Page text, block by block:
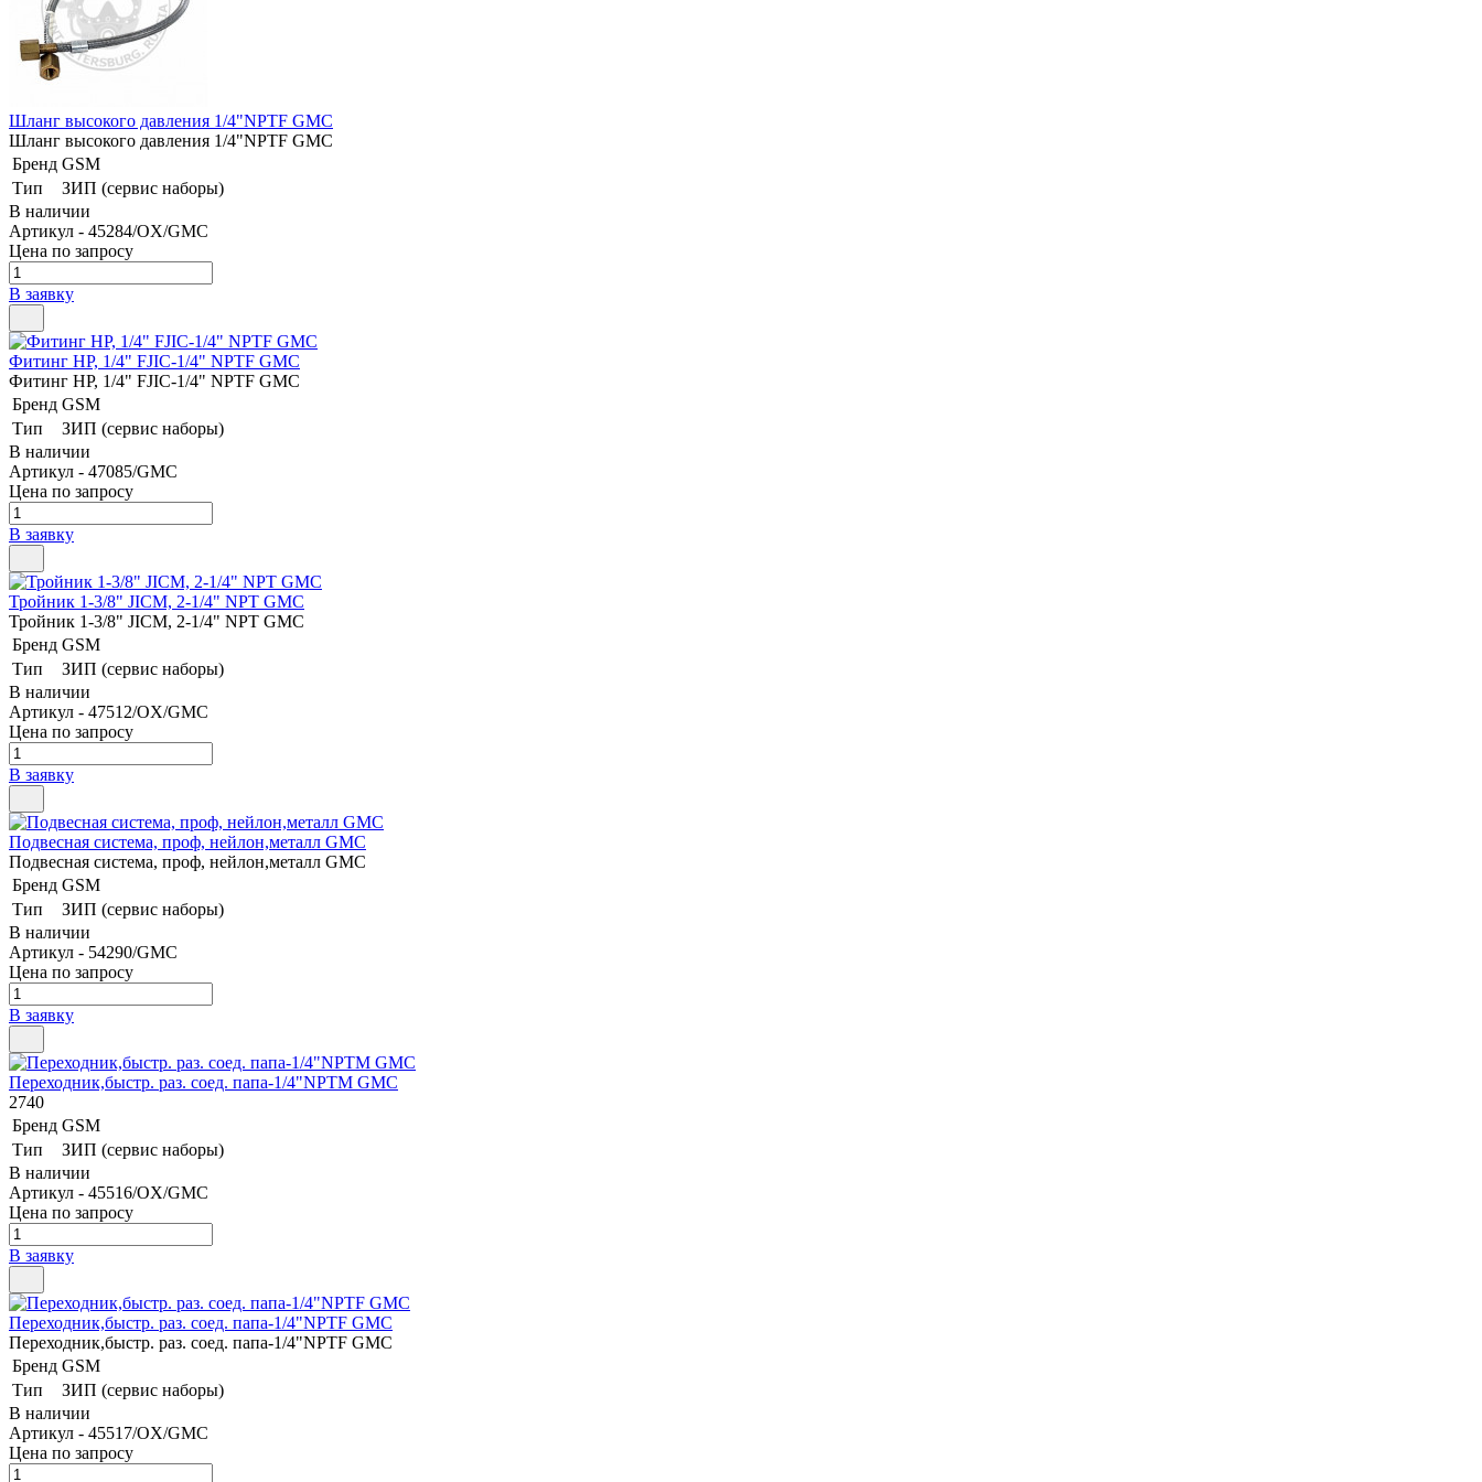
Шланг высокого давления 1/4"NPTF GMC
Шланг высокого давления 1/4"NPTF GMC
Бренд GSM
Тип
ЗИП (сервис наборы)
В наличии
Артикул - 45284/OX/GMC
Цена по запросу
В заявку
Фитинг HP, 1/4" FJIC-1/4" NPTF GMC
Фитинг HP, 1/4" FJIC-1/4" NPTF GMC
Бренд GSM
Тип
ЗИП (сервис наборы)
В наличии
Артикул - 47085/GMC
Цена по запросу
В заявку
Тройник 1-3/8" JICM, 2-1/4" NPT GMC
Тройник 1-3/8" JICM, 2-1/4" NPT GMC
Бренд GSM
Тип
ЗИП (сервис наборы)
В наличии
Артикул - 47512/OX/GMC
Цена по запросу
В заявку
Подвесная система, проф, нейлон,металл GMC
Подвесная система, проф, нейлон,металл GMC
Бренд GSM
Тип
ЗИП (сервис наборы)
В наличии
Артикул - 54290/GMC
Цена по запросу
В заявку
Переходник,быстр. раз. соед. папа-1/4"NPTM GMC
2740
Бренд GSM
Тип
ЗИП (сервис наборы)
В наличии
Артикул - 45516/OX/GMC
Цена по запросу
В заявку
Переходник,быстр. раз. соед. папа-1/4"NPTF GMC
Переходник,быстр. раз. соед. папа-1/4"NPTF GMC
Бренд GSM
Тип
ЗИП (сервис наборы)
В наличии
Артикул - 45517/OX/GMC
Цена по запросу